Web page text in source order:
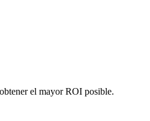
el mayor ROI posible.